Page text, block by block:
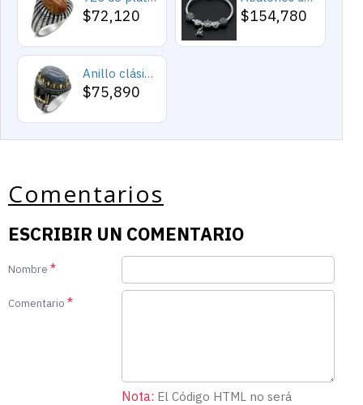
$72,120 $154,780
Anillo clásico de plata 925 para hombre con castillo de labradorita Natural, anillo de compromiso Retro Punk auspicioso de Turquía Constantinople
$75,890
Comentarios
ESCRIBIR UN COMENTARIO
Nombre
Comentario
Nota: El Código HTML no será